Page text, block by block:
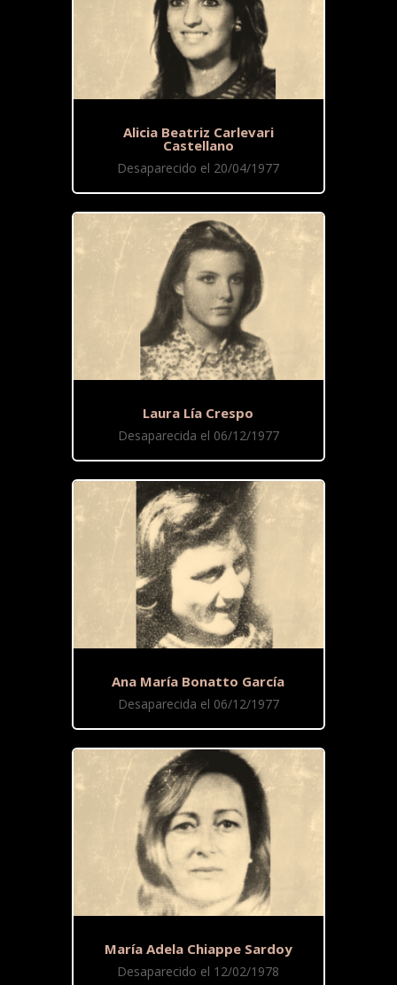
Alicia Beatriz Carlevari
Castellano
Desaparecido el 20/04/1977
Laura Lía Crespo
Desaparecida el 06/12/1977
Ana María Bonatto García
Desaparecida el 06/12/1977
María Adela Chiappe Sardoy
Desaparecido el 12/02/1978